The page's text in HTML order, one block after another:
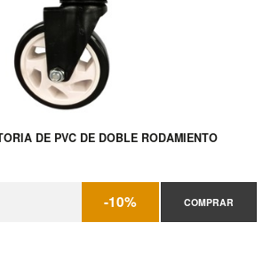
DE PVC DE DOBLE RODAMIENTO
-10% COMPRAR